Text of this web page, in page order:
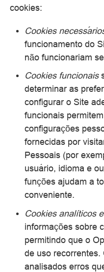
cookies:
Cookies
funcionamento do
não funcionariam
Cookies funcionais
determinar as
configurar o Site
funcionais
configurações
fornecidas por
Pessoais (por
usuário, idioma e
funções ajudam a
conveniente.
Cookies analíticos
informações sobre
permitindo que o
de uso
analisados erros